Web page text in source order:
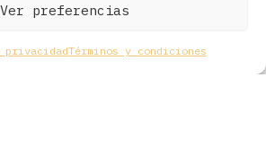
Ver preferencias
Términos y condiciones